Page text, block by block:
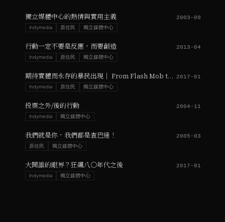
獨立媒體中心的熱情與實用主義 2003-09
Indymedia 原住民 獨立媒體中心
行動一定不要是反應，而要創造 2013-04
Indymedia 原住民 獨立媒體中心
期待實體而永存的暴民出現｜ From Flash Mob to Substantial Mob？ 2017-01
Indymedia 原住民 獨立媒體中心
投票之外/後的行動 2004-11
Indymedia 獨立媒體中心
我們就是你，我們都是查巴達！ 2005-03
原住民 獨立媒體中心
大開誰的眼界？狂飆八○年代之後 2017-01
Indymedia 獨立媒體中心